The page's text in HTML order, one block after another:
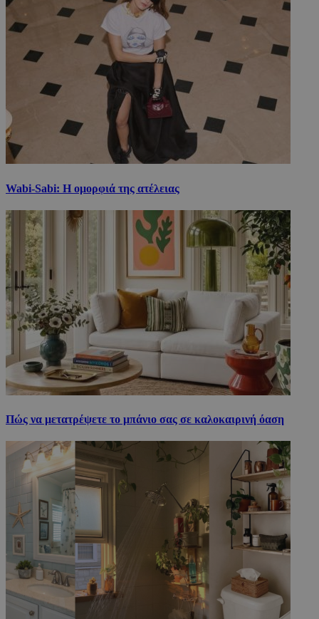
Wabi-Sabi: Η ομορφιά της ατέλειας
Πώς να μετατρέψετε το μπάνιο σας σε καλοκαιρινή όαση